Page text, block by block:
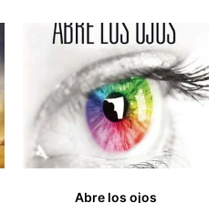
Abre los ojos